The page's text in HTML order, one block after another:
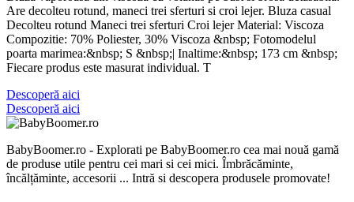
Are decolteu rotund, maneci trei sferturi si croi lejer. Bluza casual
Decolteu rotund Maneci trei sferturi Croi lejer Material: Viscoza
Compozitie: 70% Poliester, 30% Viscoza &nbsp; Fotomodelul
poarta marimea:&nbsp; S &nbsp;| Inaltime:&nbsp; 173 cm &nbsp;
Fiecare produs este masurat individual. T
Descoperă aici
Descoperă aici
BabyBoomer.ro - Explorati pe BabyBoomer.ro cea mai nouă gamă
de produse utile pentru cei mari si cei mici. Îmbrăcăminte,
încălțăminte, accesorii ... Intră si descopera produsele promovate!